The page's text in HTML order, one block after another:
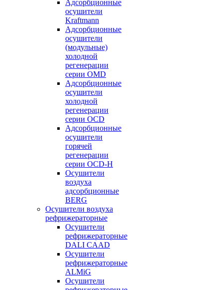
Адсорбционные
осушители
Kraftmann
Адсорбционные
осушители
(модульные)
холодной
регенерации
серии OMD
Адсорбционные
осушители
холодной
регенерации
серии OCD
Адсорбционные
осушители
горячей
регенерации
серии OСD-H
Осушители
воздуха
адсорбционные
BERG
Осушители воздуха
рефрижераторные
Осушители
рефрижераторные
DALI CAAD
Осушители
рефрижераторные
ALMiG
Осушители